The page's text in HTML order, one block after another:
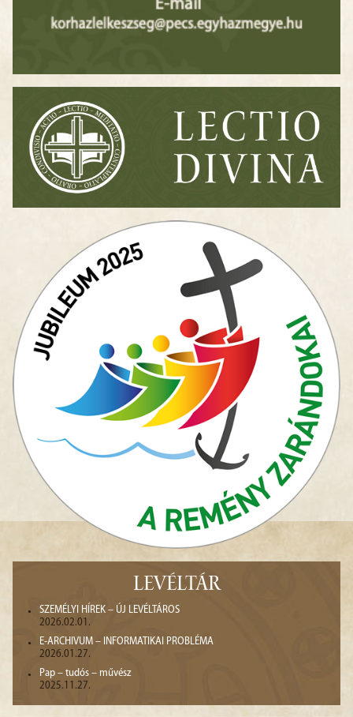
LEVÉLTÁR
SZEMÉLYI HÍREK – ÚJ LEVÉLTÁROS
2026.02.01.
E-ARCHIVUM – INFORMATIKAI PROBLÉMA
2026.01.27.
Pap – tudós – művész
2025.11.27.